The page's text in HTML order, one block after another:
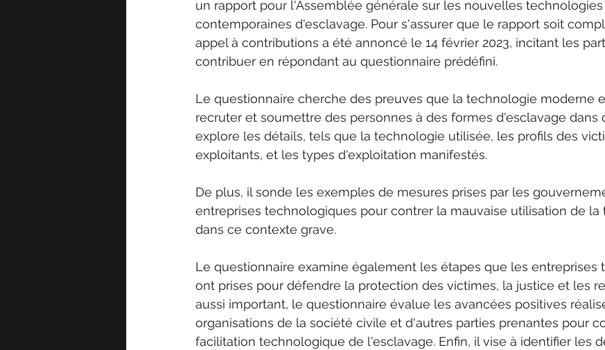
un rapport pour l'Assemblée générale sur les nouvelles
contemporaines d'esclavage. Pour s'assurer que le rapport soit
appel à contributions a été annoncé le 14 février 2023, incitant les
contribuer en répondant au questionnaire prédéfini.
Le questionnaire cherche des preuves que la technologie moderne
recruter et soumettre des personnes à des formes d'esclavage dans
explore les détails, tels que la technologie utilisée, les profils des
exploitants, et les types d'exploitation manifestés.
De plus, il sonde les exemples de mesures prises par les
entreprises technologiques pour contrer la mauvaise utilisation de la
dans ce contexte grave.
Le questionnaire examine également les étapes que les entreprises
ont prises pour défendre la protection des victimes, la justice et les
aussi important, le questionnaire évalue les avancées positives
organisations de la société civile et d'autres parties prenantes pour
facilitation technologique de l'esclavage. Enfin, il vise à identifier les